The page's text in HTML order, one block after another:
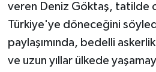
veren Deniz Göktaş, tatilde
Türkiye'ye döneceğini
paylaşımında, bedelli
ve uzun yıllar ülkede